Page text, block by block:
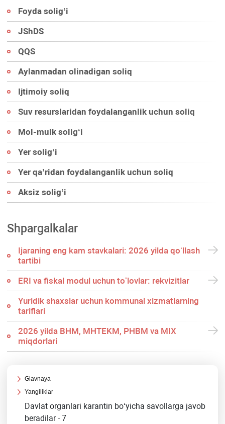
Foyda soligʻi
JShDS
QQS
Aylanmadan olinadigan soliq
Ijtimoiy soliq
Suv resurslaridan foydalanganlik uchun soliq
Mol-mulk soligʻi
Yer soligʻi
Yer qa’ridan foydalanganlik uchun soliq
Aksiz soligʻi
Shpargalkalar
Ijaraning eng kam stavkalari: 2026 yilda qoʻllash
tartibi
ERI va fiskal modul uchun toʻlovlar: rekvizitlar
Yuridik shaхslar uchun kommunal хizmatlarning
tariflari
2026 yilda BHM, MHTEKM, PHBM va MIX
miqdorlari
Glavnaya
Yangiliklar
Davlat organlari karantin boʻyicha savollarga javob
beradilar - 7